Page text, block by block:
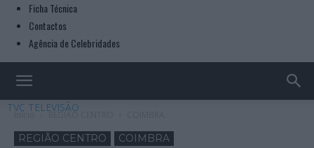
Ficha Técnica
Contactos
Agência de Celebridades
TVC TELEVISÃO
Início REGIÃO CENTRO
REGIÃO CENTRO COIMBRA